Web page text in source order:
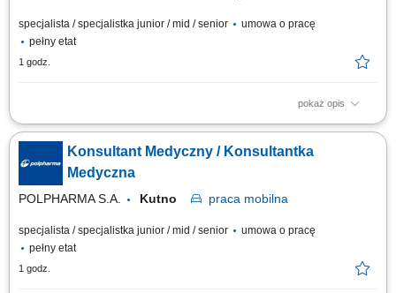
specjalista / specjalistka junior / mid / senior
umowa o pracę
pełny etat
1 godz.
pokaż opis
Na tym stanowisku będziesz zajmował/a się promocją kluczowych
produktów z naszego portfolio do lekarzy, oraz reprezentowaniem Grupy
Polpharma na powierzonym terenie (Płock, Ciechanów, Kutno, Płońsk,
Żychlin, Gostynin) a także podczas wydarzeń naukowych, dbając o
profesjonalny wizerunek...
Konsultant Medyczny / Konsultantka
Medyczna
POLPHARMA S.A. Kutno praca mobilna
specjalista / specjalistka junior / mid / senior
umowa o pracę
pełny etat
1 godz.